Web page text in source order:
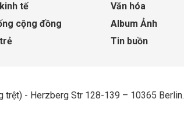
tế
Văn hóa
cộng đồng
Album Ảnh
Tin buồn
trệt) - Herzberg Str 128-139 – 10365 Berlin.